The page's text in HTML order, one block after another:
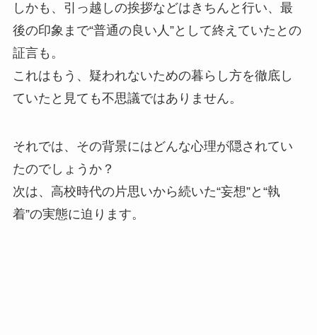
しかも、引っ越しの挨拶などはきちんと行い、最
後の印象まで“普通の良い人”として終えていたとの
証言も。
これはもう、疑われないための暮らし方を徹底し
ていたと見ても不思議ではありません。
それでは、その背景にはどんな心理が隠されてい
たのでしょうか？
次は、高校時代の片思いから続いた“妄想”と“執
着”の実態に迫ります。